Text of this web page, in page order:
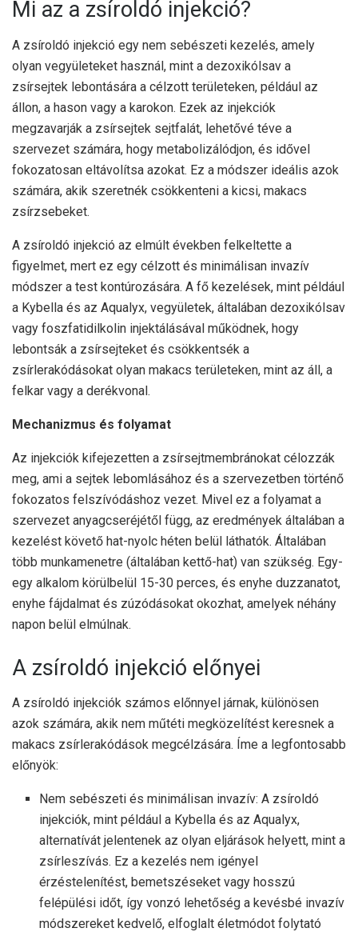
Mi az a zsíroldó injekció?
A zsíroldó injekció egy nem sebészeti kezelés, amely
olyan vegyületeket használ, mint a dezoxikólsav a
zsírsejtek lebontására a célzott területeken, például az
állon, a hason vagy a karokon. Ezek az injekciók
megzavarják a zsírsejtek sejtfalát, lehetővé téve a
szervezet számára, hogy metabolizálódjon, és idővel
fokozatosan eltávolítsa azokat. Ez a módszer ideális azok
számára, akik szeretnék csökkenteni a kicsi, makacs
zsírzsebeket.
A zsíroldó injekció az elmúlt években felkeltette a
figyelmet, mert ez egy célzott és minimálisan invazív
módszer a test kontúrozására. A fő kezelések, mint például
a Kybella és az Aqualyx, vegyületek, általában dezoxikólsav
vagy foszfatidilkolin injektálásával működnek, hogy
lebontsák a zsírsejteket és csökkentsék a
zsírlerakódásokat olyan makacs területeken, mint az áll, a
felkar vagy a derékvonal.
Mechanizmus és folyamat
Az injekciók kifejezetten a zsírsejtmembránokat célozzák
meg, ami a sejtek lebomlásához és a szervezetben történő
fokozatos felszívódáshoz vezet. Mivel ez a folyamat a
szervezet anyagcseréjétől függ, az eredmények általában a
kezelést követő hat-nyolc héten belül láthatók. Általában
több munkamenetre (általában kettő-hat) van szükség. Egy-
egy alkalom körülbelül 15-30 perces, és enyhe duzzanatot,
enyhe fájdalmat és zúzódásokat okozhat, amelyek néhány
napon belül elmúlnak.
A zsíroldó injekció előnyei
A zsíroldó injekciók számos előnnyel járnak, különösen
azok számára, akik nem műtéti megközelítést keresnek a
makacs zsírlerakódások megcélzására. Íme a legfontosabb
előnyök:
Nem sebészeti és minimálisan invazív: A zsíroldó
injekciók, mint például a Kybella és az Aqualyx,
alternatívát jelentenek az olyan eljárások helyett, mint a
zsírleszívás. Ez a kezelés nem igényel
érzéstelenítést, bemetszéseket vagy hosszú
felépülési időt, így vonzó lehetőség a kevésbé invazív
módszereket kedvelő, elfoglalt életmódot folytató